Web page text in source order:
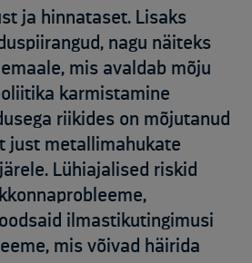
ja hinnataset. Lisaks
nagu näiteks
mis avaldab mõju
karmistamine
riikides on mõjutanud
just metallimahukate
Lühiajalised riskid
ilmastikutingimusi
mis võivad häirida